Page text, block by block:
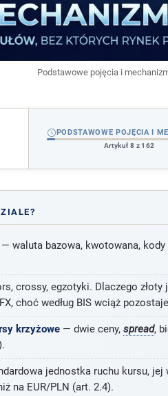
Podstawowe pojęcia i
PODSTAWOWE POJĘCIA I
Artykuł 8 z 162
— waluta bazowa, kwotowana,
crossy, egzotyki. Dlaczego złoty
choć według BIS wciąż
krzyżowe— dwie ceny, spread,
jednostka ruchu kursu, jej
na EUR/PLN (art. 2.4).